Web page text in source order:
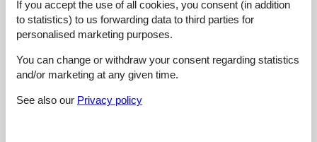
5,0 Based on5 ratings
Last review from 18/07/2026
4
If you accept the use of all cookies, you consent (in addition
to statistics) to us forwarding data to third parties for
personalised marketing purposes.
You can change or withdraw your consent regarding statistics
and/or marketing at any given time.
See also our Privacy policy